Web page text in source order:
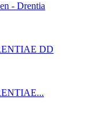
- Drentia
DD